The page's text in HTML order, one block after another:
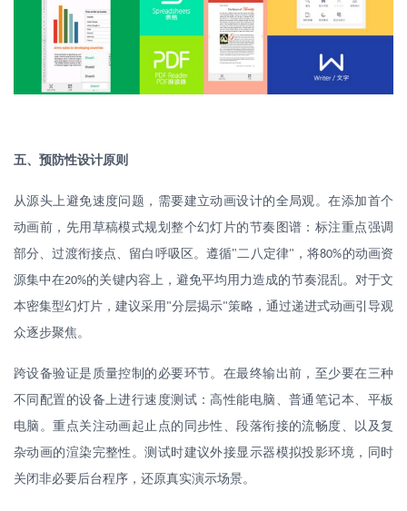
五、预防性设计原则
从源头上避免速度问题，需要建立动画设计的全局观。在添加首个
动画前，先用草稿模式规划整个幻灯片的节奏图谱：标注重点强调
部分、过渡衔接点、留白呼吸区。遵循" 二八定律" ，将80%的动画资
源集中在20%的关键内容上，避免平均用力造成的节奏混乱。对于文
本密集型幻灯片，建议采用 "分层揭示"策略，通过递进式动画引导观
众逐步聚焦。
跨设备验证是质量控制的必要环节。在最终输出前，至少要在三种
不同配置的设备上进行速度测试：高性能电脑、普通笔记本、平板
电脑。重点关注动画起止点的同步性、段落衔接的流畅度、以及复
杂动画的渲染完整性。测试时建议外接显示器模拟投影环境，同时
关闭非必要后台程序，还原真实演示场景。